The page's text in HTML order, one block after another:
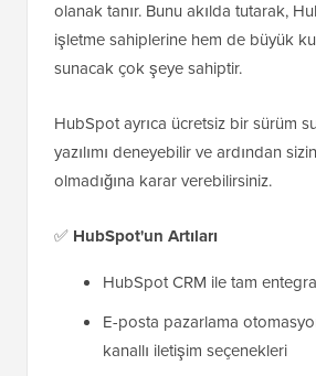
olanak tanır. Bunu akılda tutarak,
işletme sahiplerine hem de büyük
sunacak çok şeye sahiptir.
HubSpot ayrıca ücretsiz bir sürüm
yazılımı deneyebilir ve ardından
olmadığına karar verebilirsiniz.
✅ HubSpot'un Artıları
HubSpot CRM ile tam
E-posta pazarlama
kanallı iletişim seçenekleri